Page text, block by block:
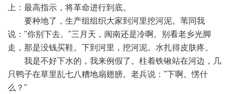
上：最高指示，将革命进行到底。
要种地了，生产组组织大家到河里挖河泥。苇同我
说："你别下去。"三月天，闽南还是冷啊。别看老乡光脚
走，那是没钱买鞋。下到河里，挖河泥。水扎得皮肤疼。
我是不好下水的，我来例假了。柱着铁锹站在河边，几
只鸭子在草里乱七八糟地扇翅膀。老兵说："下啊。愣什
么？"